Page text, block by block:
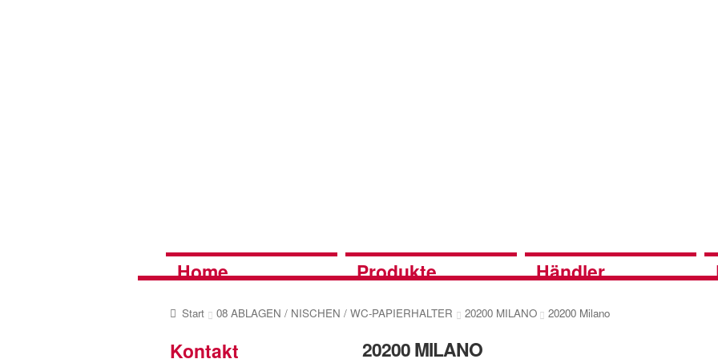
Home Produkte Händler
Start 08 ABLAGEN / NISCHEN / WC-PAPIERHALTER 20200 MILANO 20200 Milano
20200 MILANO
Kontakt